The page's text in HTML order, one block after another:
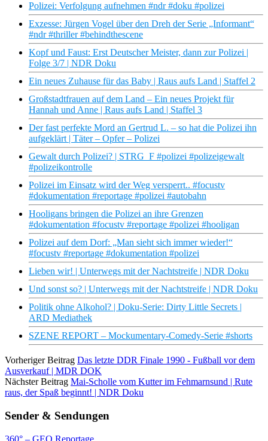
Polizei: Verfolgung aufnehmen #ndr #doku #polizei
Exzesse: Jürgen Vogel über den Dreh der Serie „Informant“
#ndr #thriller #behindthescene
Kopf und Faust: Erst Deutscher Meister, dann zur Polizei |
Folge 3/7 | NDR Doku
Ein neues Zuhause für das Baby | Raus aufs Land | Staffel 2
Großstadtfrauen auf dem Land – Ein neues Projekt für
Hannah und Anne | Raus aufs Land | Staffel 3
Der fast perfekte Mord an Gertrud L. – so hat die Polizei ihn
aufgeklärt | Täter – Opfer – Polizei
Gewalt durch Polizei? | STRG_F #polizei #polizeigewalt
#polizeikontrolle
Polizei im Einsatz wird der Weg versperrt.. #focustv
#dokumentation #reportage #polizei #autobahn
Hooligans bringen die Polizei an ihre Grenzen
#dokumentation #focustv #reportage #polizei #hooligan
Polizei auf dem Dorf: „Man sieht sich immer wieder!“
#focustv #reportage #dokumentation #polizei
Lieben wir! | Unterwegs mit der Nachtstreife | NDR Doku
Und sonst so? | Unterwegs mit der Nachtstreife | NDR Doku
Politik ohne Alkohol? | Doku-Serie: Dirty Little Secrets |
ARD Mediathek
SZENE REPORT – Mockumentary-Comedy-Serie #shorts
Vorheriger Beitrag Das letzte DDR Finale 1990 - Fußball vor dem
Ausverkauf | MDR DOK
Nächster Beitrag Mai-Scholle vom Kutter im Fehmarnsund | Rute
raus, der Spaß beginnt! | NDR Doku
Sender & Sendungen
360° – GEO Reportage